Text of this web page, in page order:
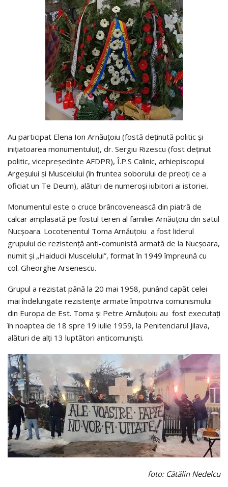
Au participat Elena Ion Arnăuțoiu (fostă deținută politic și
inițiatoarea monumentului), dr. Sergiu Rizescu (fost deținut
politic, vicepreședinte AFDPR), Î.P.S Calinic, arhiepiscopul
Argeșului și Muscelului (în fruntea soborului de preoți ce a
oficiat un Te Deum), alături de numeroși iubitori ai istoriei.
Monumentul este o cruce brâncovenească din piatră de
calcar amplasată pe fostul teren al familiei Arnăuțoiu din satul
Nucșoara. Locotenentul Toma Arnăuțoiu a fost liderul
grupului de rezistență anti-comunistă armată de la Nucșoara,
numit și „Haiducii Muscelului”, format în 1949 împreună cu
col. Gheorghe Arsenescu.
Grupul a rezistat până la 20 mai 1958, punând capăt celei
mai îndelungate rezistențe armate împotriva comunismului
din Europa de Est. Toma și Petre Arnăuțoiu au fost executați
în noaptea de 18 spre 19 iulie 1959, la Penitenciarul Jilava,
alături de alți 13 luptători anticomuniști.
foto: Cătălin Nedelcu